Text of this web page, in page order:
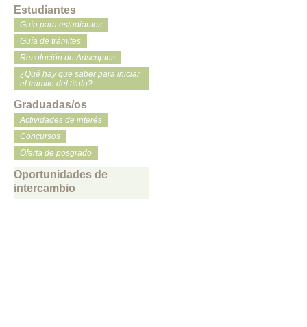
Estudiantes
Guía para estudiantes
Guía de trámites
Resolución de Adscriptos
¿Qué hay que saber para iniciar
el trámite del título?
Graduadas/os
Actividades de interés
Concursos
Oferta de posgrado
Oportunidades de
intercambio